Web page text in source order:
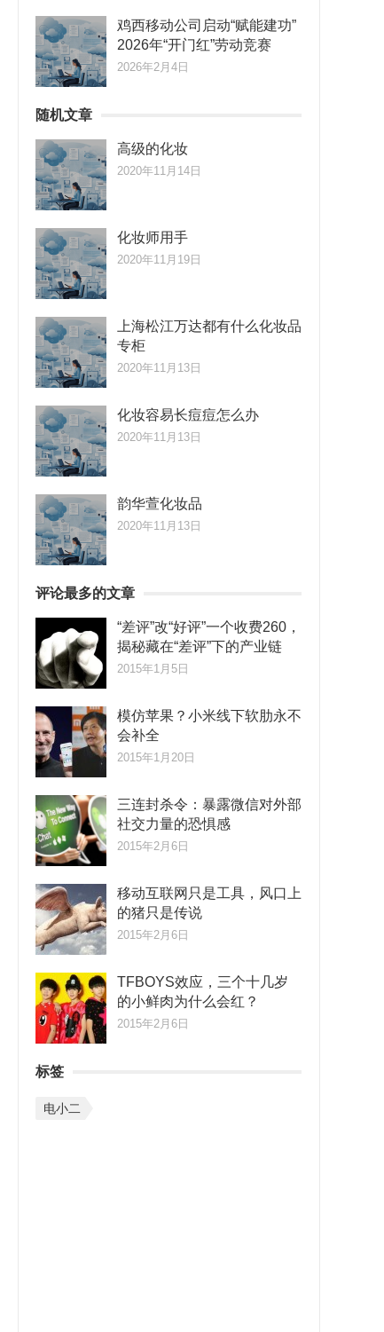
鸡西移动公司启动“赋能建功”
2026年“开门红”劳动竞赛
2026年2月4日
随机文章
高级的化妆
2020年11月14日
化妆师用手
2020年11月19日
上海松江万达都有什么化妆品
专柜
2020年11月13日
化妆容易长痘痘怎么办
2020年11月13日
韵华萱化妆品
2020年11月13日
评论最多的文章
“差评”改“好评”一个收费260，
揭秘藏在“差评”下的产业链
2015年1月5日
模仿苹果？小米线下软肋永不
会补全
2015年1月20日
三连封杀令：暴露微信对外部
社交力量的恐惧感
2015年2月6日
移动互联网只是工具，风口上
的猪只是传说
2015年2月6日
TFBOYS效应，三个十几岁
的小鲜肉为什么会红？
2015年2月6日
标签
电小二